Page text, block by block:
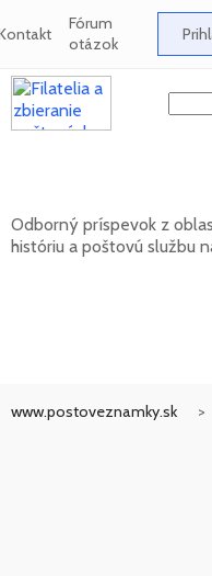
Fórum
otázok
Odborný príspevok z
históriu a poštovú službu
www.postoveznamky.sk